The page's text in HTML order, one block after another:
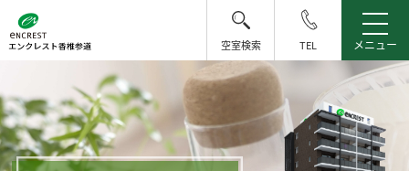
空室検索 TEL メニュー